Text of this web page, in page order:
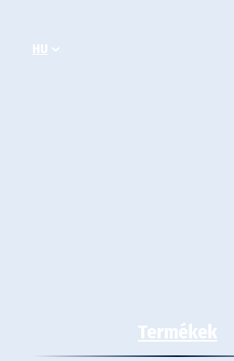
tartalomhoz
HU
Termékek